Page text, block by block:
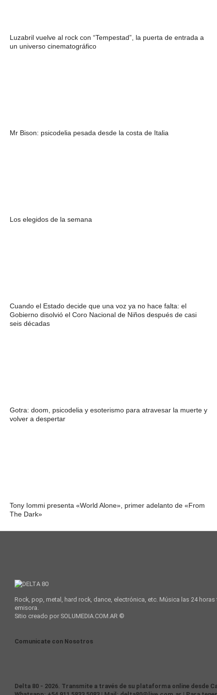
Luzabril vuelve al rock con “Tempestad”, la puerta de entrada a
un universo cinematográfico
Mr Bison: psicodelia pesada desde la costa de Italia
Los elegidos de la semana
Cuando el Estado decide que una voz ya no hace falta: el
Gobierno disolvió el Coro Nacional de Niños después de casi
seis décadas
Gotra: doom, psicodelia y esoterismo para atravesar la muerte y
volver a despertar
Tony Iommi presenta «World Alone», primer adelanto de «From
The Dark»
Rock, pop, metal, hard rock, dance, electrónica, etc. Música las 24
emisora.
Sitio creado por SOLUMEDIA.COM.AR ©
Comunicate con Nosotros
Delta 80 - 2026. Transmite a través de su plataforma online desde